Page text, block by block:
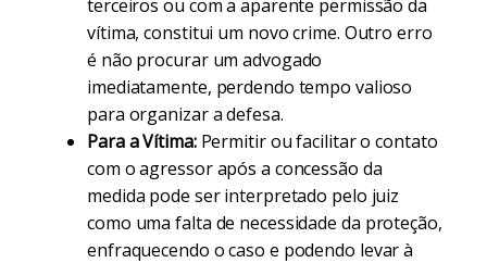
terceiros ou com a aparente permissão da
vítima, constitui um novo crime. Outro erro
é não procurar um advogado
imediatamente, perdendo tempo valioso
para organizar a defesa.
Para a Vítima:Permitir ou facilitar o contato
com o agressor após a concessão da
medida pode ser interpretado pelo juiz
como uma falta de necessidade da proteção,
enfraquecendo o caso e podendo levar à